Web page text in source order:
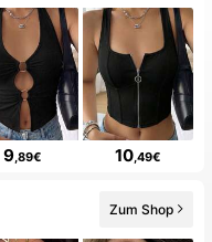
9,89€ 10 ,49€
Zum Shop